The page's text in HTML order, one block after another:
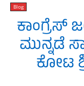
Blog
ಕಾಂಗ್ರೆಸ್
ಮುನ್ನಡೆ
ಕೋಟ